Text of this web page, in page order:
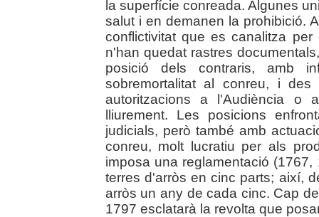
la superfície conreada. Algunes
salut i en demanen la prohibició.
conflictivitat que es canalitza per
n'han quedat rastres
posició dels contraris, amb
sobremortalitat al conreu, i
autoritzacions a l'Audiència o
lliurement. Les posicions
judicials, però també amb
conreu, molt lucratiu per als
imposa una reglamentació
terres d'arròs en cinc parts; així,
arròs un any de cada cinc. Cap
1797 esclatarà la revolta que